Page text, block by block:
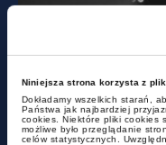
Niniejsza strona korzysta z
Dokładamy wszelkich starań,
Państwa jak najbardziej
cookies. Niektóre pliki cookies
możliwe było przeglądanie
celów statystycznych.
aktualności